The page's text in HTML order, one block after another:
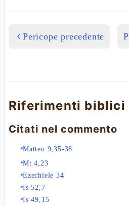
Pericope precedente
Riferimenti biblici
Citati nel commento
Matteo 9,35-38
Mt 4,23
Ezechiele 34
Is 52,7
Is 49,15